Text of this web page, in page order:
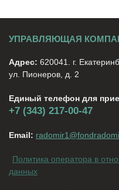
УПРАВЛЯЮЩАЯ
Адрес: 620041. г.
ул. Пионеров, д. 2
Единый телефон для
+7 (343) 217-00-47
Email:
Политика оператора в
данных